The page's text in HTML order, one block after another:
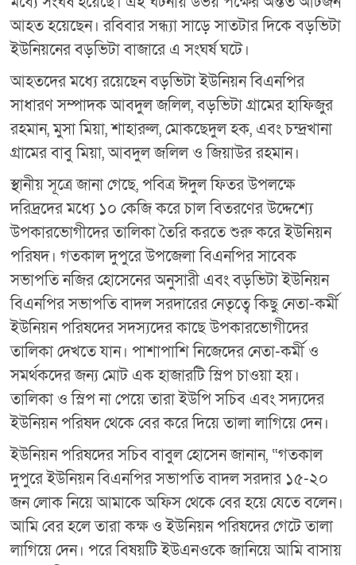
আহত হয়েছেন। রবিবার সন্ধ্যা সাড়ে সাতটার দিকে বড়ভিটা
ইউনিয়নের বড়ভিটা বাজারে এ সংঘর্ষ ঘটে।
আহতদের মধ্যে রয়েছেন বড়ভিটা ইউনিয়ন বিএনপির
সাধারণ সম্পাদক আবদুল জলিল, বড়ভিটা গ্রামের হাফিজুর
রহমান, মুসা মিয়া, শাহারুল, মোকছেদুল হক, এবং চন্দ্রখানা
গ্রামের বাবু মিয়া, আবদুল জলিল ও জিয়াউর রহমান।
স্থানীয় সূত্রে জানা গেছে, পবিত্র ঈদুল ফিতর উপলক্ষে
দরিদ্রদের মধ্যে ১০ কেজি করে চাল বিতরণের উদ্দেশ্যে
উপকারভোগীদের তালিকা তৈরি করতে শুরু করে ইউনিয়ন
পরিষদ। গতকাল দুপুরে উপজেলা বিএনপির সাবেক
সভাপতি নজির হোসেনের অনুসারী এবং বড়ভিটা ইউনিয়ন
বিএনপির সভাপতি বাদল সরদারের নেতৃত্বে কিছু নেতা-কর্মী
ইউনিয়ন পরিষদের সদস্যদের কাছে উপকারভোগীদের
তালিকা দেখতে যান। পাশাপাশি নিজেদের নেতা-কর্মী ও
সমর্থকদের জন্য মোট এক হাজারটি স্লিপ চাওয়া হয়।
তালিকা ও স্লিপ না পেয়ে তারা ইউপি সচিব এবং সদ্যদের
ইউনিয়ন পরিষদ থেকে বের করে দিয়ে তালা লাগিয়ে দেন।
ইউনিয়ন পরিষদের সচিব বাবুল হোসেন জানান, “গতকাল
দুপুরে ইউনিয়ন বিএনপির সভাপতি বাদল সরদার ১৫-২০
জন লোক নিয়ে আমাকে অফিস থেকে বের হয়ে যেতে বলেন।
আমি বের হলে তারা কক্ষ ও ইউনিয়ন পরিষদের গেটে তালা
লাগিয়ে দেন। পরে বিষয়টি ইউএনওকে জানিয়ে আমি বাসায়